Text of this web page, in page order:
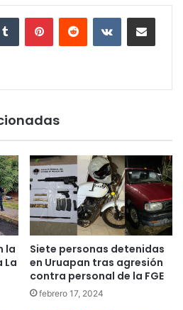
Tumblr PinterestReddit VKontakteCompartir por
la
La
Siete personas detenidas
en Uruapan tras agresión
contra personal de la FGE
febrero 17, 2024